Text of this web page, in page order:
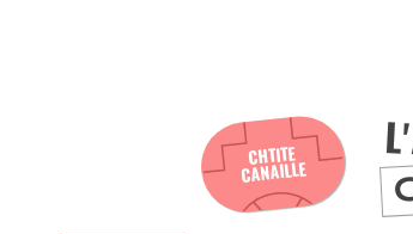
C
I
SE CHTITE
CANAILLE